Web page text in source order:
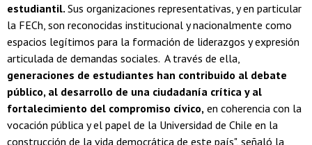
estudiantil. Sus organizaciones representativas, y en particular
la FECh, son reconocidas institucional y nacionalmente como
espacios legítimos para la formación de liderazgos y expresión
articulada de demandas sociales. A través de ella,
generaciones de estudiantes han contribuido al debate
público, al desarrollo de una ciudadanía crítica y al
fortalecimiento del compromiso cívico, en coherencia con la
vocación pública y el papel de la Universidad de Chile en la
construcción de la vida democrática de este país", señaló la